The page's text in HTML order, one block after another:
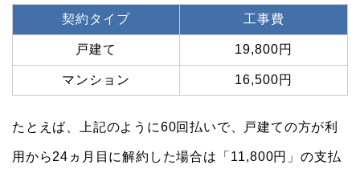
契約タイプ 工事費
戸建て 19,800円
マンション 16,500円
たとえば、上記のように60回払いで、戸建ての方が利
用から24ヵ月目に解約した場合は「11,800円」の支払